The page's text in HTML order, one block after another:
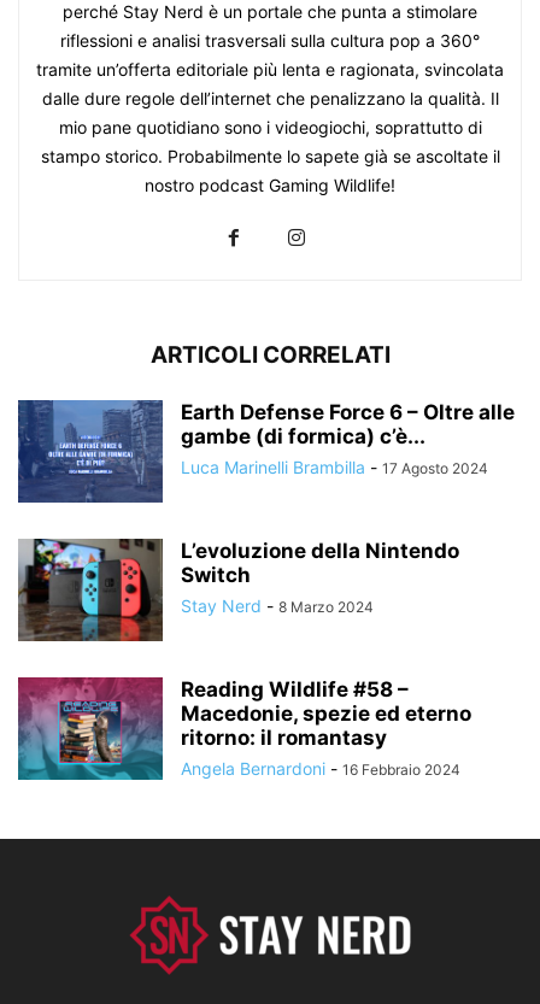
perché Stay Nerd è un portale che punta a stimolare
riflessioni e analisi trasversali sulla cultura pop a 360°
tramite un’offerta editoriale più lenta e ragionata, svincolata
dalle dure regole dell’internet che penalizzano la qualità. Il
mio pane quotidiano sono i videogiochi, soprattutto di
stampo storico. Probabilmente lo sapete già se ascoltate il
nostro podcast Gaming Wildlife!
ARTICOLI CORRELATI
Earth Defense Force 6 – Oltre alle
gambe (di formica) c’è...
Luca Marinelli Brambilla - 17 Agosto 2024
L’evoluzione della Nintendo
Switch
Stay Nerd - 8 Marzo 2024
Reading Wildlife #58 –
Macedonie, spezie ed eterno
ritorno: il romantasy
Angela Bernardoni - 16 Febbraio 2024